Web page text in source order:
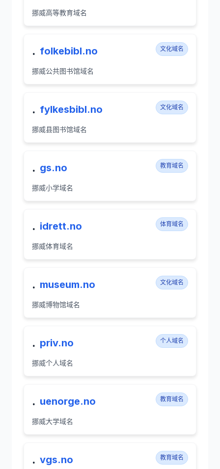
挪威高等教育域名
. folkebibl.no 文化域名
挪威公共图书馆域名
. fylkesbibl.no 文化域名
挪威县图书馆域名
. gs.no 教育域名
挪威小学域名
. idrett.no 体育域名
挪威体育域名
. museum.no 文化域名
挪威博物馆域名
. priv.no 个人域名
挪威个人域名
. uenorge.no 教育域名
挪威大学域名
. vgs.no 教育域名